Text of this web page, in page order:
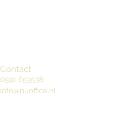
Contact
0591 653538
info@nuoffice.nl